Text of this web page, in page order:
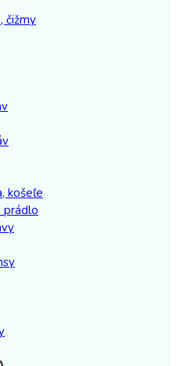
čižmy
košeľe
prádlo